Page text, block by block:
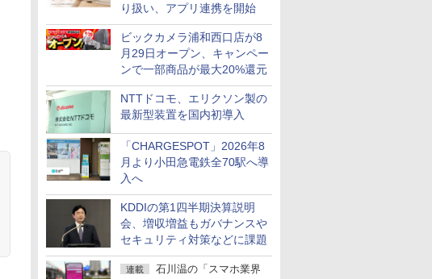
り扱い、アプリ連携を開始
ビックカメラ浦和西口店が8
月29日オープン、キャンペー
ンで一部商品が最大20%還元
NTTドコモ、エリクソン製の
最新型装置を国内初導入
「CHARGESPOT」2026年8
月より小田急電鉄全70駅へ導
入へ
KDDIの第1四半期決算説明
会、増収増益もガバナンスや
セキュリティ対策などに課題
連載
石川温の「スマホ業界